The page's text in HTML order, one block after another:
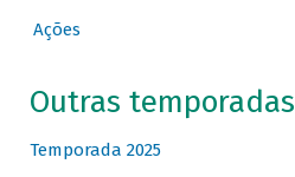
Ações
Outras temporadas
Temporada 2025